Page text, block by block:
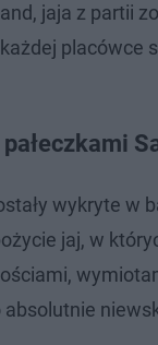
jaja z partii
placówce
wykryte
jaj, w